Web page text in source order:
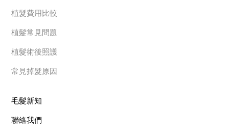
植髮費用比較
植髮常見問題
植髮術後照護
常見掉髮原因
毛髮新知
聯絡我們